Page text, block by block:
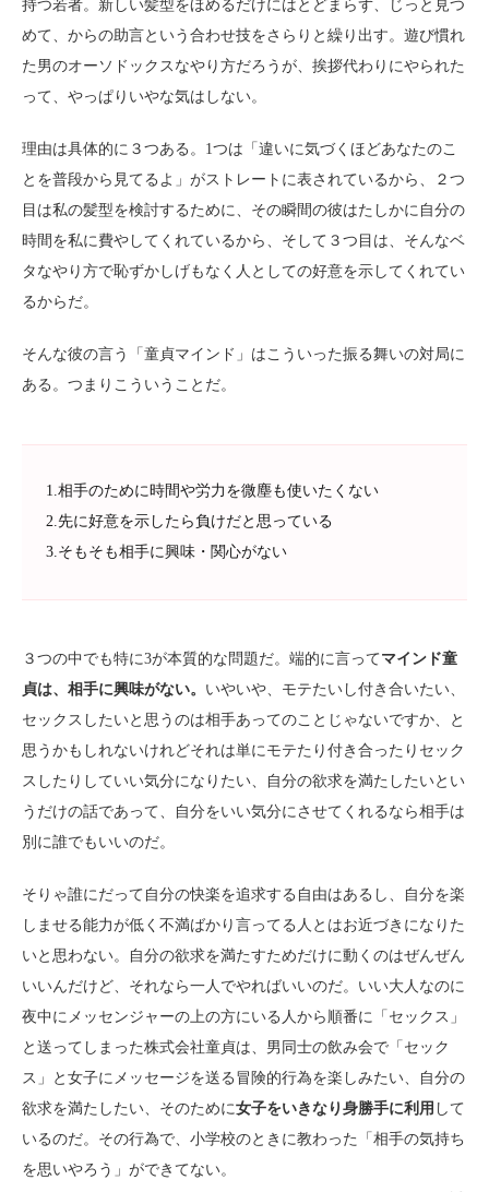
持つ若者。新しい髪型をほめるだけにはとどまらず、じっと見つ
めて、からの助言という合わせ技をさらりと繰り出す。遊び慣れ
た男のオーソドックスなやり方だろうが、挨拶代わりにやられた
って、やっぱりいやな気はしない。
理由は具体的に３つある。1つは「違いに気づくほどあなたのこ
とを普段から見てるよ」がストレートに表されているから、２つ
目は私の髪型を検討するために、その瞬間の彼はたしかに自分の
時間を私に費やしてくれているから、そして３つ目は、そんなベ
タなやり方で恥ずかしげもなく人としての好意を示してくれてい
るからだ。
そんな彼の言う「童貞マインド」はこういった振る舞いの対局に
ある。つまりこういうことだ。
1.相手のために時間や労力を微塵も使いたくない
2.先に好意を示したら負けだと思っている
3.そもそも相手に興味・関心がない
３つの中でも特に3が本質的な問題だ。端的に言ってマインド童
貞は、相手に興味がない。 いやいや、モテたいし付き合いたい、
セックスしたいと思うのは相手あってのことじゃないですか、と
思うかもしれないけれどそれは単にモテたり付き合ったりセック
スしたりしていい気分になりたい、自分の欲求を満たしたいとい
うだけの話であって、自分をいい気分にさせてくれるなら相手は
別に誰でもいいのだ。
そりゃ誰にだって自分の快楽を追求する自由はあるし、自分を楽
しませる能力が低く不満ばかり言ってる人とはお近づきになりた
いと思わない。自分の欲求を満たすためだけに動くのはぜんぜん
いいんだけど、それなら一人でやればいいのだ。いい大人なのに
夜中にメッセンジャーの上の方にいる人から順番に「セックス」
と送ってしまった株式会社童貞は、男同士の飲み会で「セック
ス」と女子にメッセージを送る冒険的行為を楽しみたい、自分の
欲求を満たしたい、そのために女子をいきなり身勝手に利用 して
いるのだ。その行為で、小学校のときに教わった「相手の気持ち
を思いやろう」ができてない。